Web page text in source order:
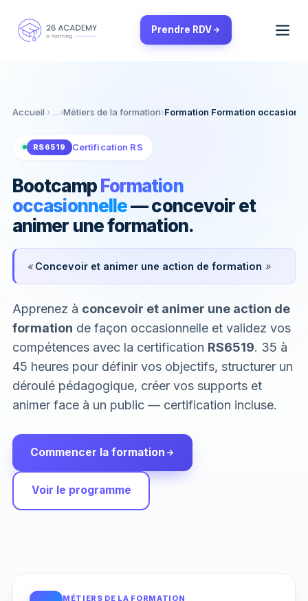
Prendre RDV
Accueil ›Métiers de la formation›Formation Formation
RS6519 Certification RS
BootcampFormation
occasionnelle— concevoir et
animer une formation.
«Concevoir et animer une action de formation »
Apprenez à concevoir et animer une action de
formation de façon occasionnelle et validez vos
compétences avec la certification RS6519. 35 à
45 heures pour définir vos objectifs, structurer un
déroulé pédagogique, créer vos supports et
animer face à un public — certification incluse.
Commencer la formation
Voir le programme
MÉTIERS DE LA FORMATION